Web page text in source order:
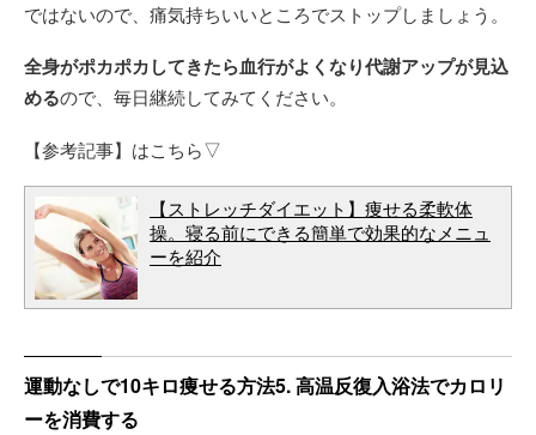
ではないので、痛気持ちいいところでストップしましょう。
全身がポカポカしてきたら血行がよくなり代謝アップが見込
めるので、毎日継続してみてください。
【参考記事】はこちら▽
【ストレッチダイエット】痩せる柔軟体
操。寝る前にできる簡単で効果的なメニュ
ーを紹介
運動なしで10キロ痩せる方法5. 高温反復入浴法でカロリ
ーを消費する